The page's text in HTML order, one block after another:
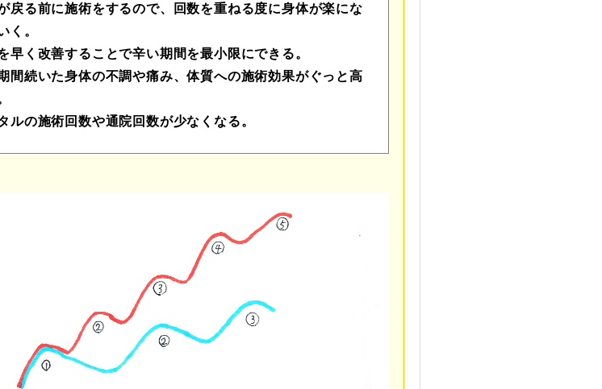
戻る前に施術をするので、回数を重ねる度に身体が楽にな
く。
早く改善することで辛い期間を最小限にできる。
間続いた身体の不調や痛み、体質への施術効果がぐっと高
ルの施術回数や通院回数が少なくなる。